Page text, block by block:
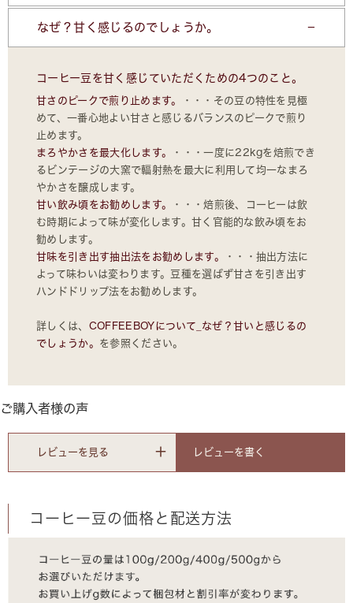
なぜ？甘く感じるのでしょうか。
コーヒー豆を甘く感じていただくための4つのこと。
甘さのピークで煎り止めます。
・・・その豆の特性を見極
めて、一番心地よい甘さと感じるバランスのピークで煎り
止めます。
まろやかさを最大化します。
・・・一度に22kgを焙煎でき
るビンテージの大窯で輻射熱を最大に利用して均一なまろ
やかさを醸成します。
甘い飲み頃をお勧めします。
・・・焙煎後、コーヒーは飲
む時期によって味が変化します。甘く官能的な飲み頃をお
勧めします。
甘味を引き出す抽出法をお勧めします。
・・・抽出方法に
よって味わいは変わります。豆種を選ばず甘さを引き出す
ハンドドリップ法をお勧めします。
詳しくは、 COFFEEBOYについて_なぜ？甘いと感じるの
でしょうか。 を参照ください。
ご購入者様の声
レビューを見る レビューを書く
コーヒー豆の価格と配送方法